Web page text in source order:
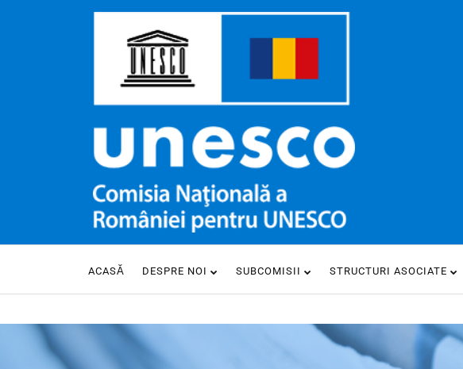
ACASĂ DESPRE NOI SUBCOMISII STRUCTURI ASOCIATE